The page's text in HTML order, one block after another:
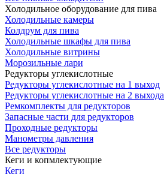
Холодильное оборудование для пива
Холодильные камеры
Колдрум для пива
Холодильные шкафы для пива
Холодильные витрины
Морозильные лари
Редукторы углекислотные
Редукторы углекислотные на 1 выход
Редукторы углекислотные на 2 выхода
Ремкомплекты для редукторов
Запасные части для редукторов
Проходные редукторы
Манометры давления
Все редукторы
Кеги и копмлектующие
Кеги